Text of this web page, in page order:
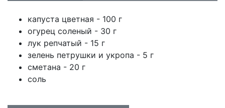
капуста цветная - 100 г
огурец соленый - 30 г
лук репчатый - 15 г
зелень петрушки и укропа - 5 г
сметана - 20 г
соль